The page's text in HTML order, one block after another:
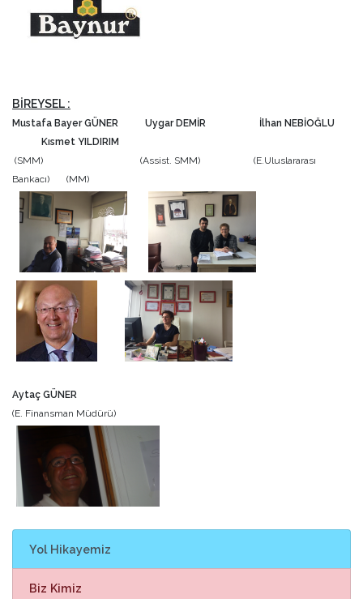
BİREYSEL :
Mustafa Bayer GÜNER Uygar DEMİR
İlhan NEBİOĞLU
Kısmet YILDIRIM
(SMM) (Assist. SMM) (E.Uluslararası
Bankacı) (MM)
Aytaç GÜNER
(E. Finansman Müdürü)
Yol Hikayemiz
Biz Kimiz